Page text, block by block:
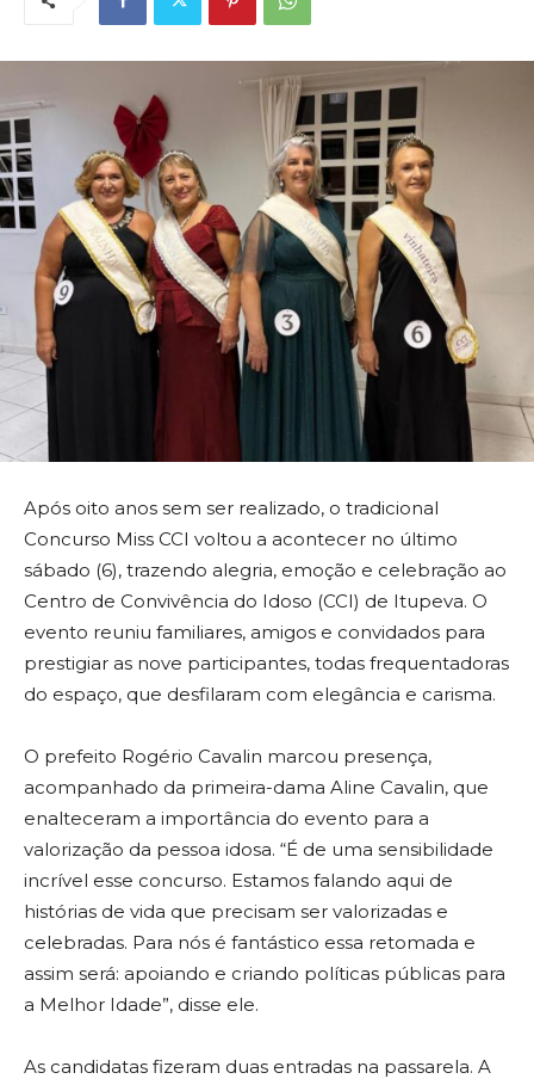
Após oito anos sem ser realizado, o tradicional
Concurso Miss CCI voltou a acontecer no último
sábado (6), trazendo alegria, emoção e celebração ao
Centro de Convivência do Idoso (CCI) de Itupeva. O
evento reuniu familiares, amigos e convidados para
prestigiar as nove participantes, todas frequentadoras
do espaço, que desfilaram com elegância e carisma.
O prefeito Rogério Cavalin marcou presença,
acompanhado da primeira-dama Aline Cavalin, que
enalteceram a importância do evento para a
valorização da pessoa idosa. “É de uma sensibilidade
incrível esse concurso. Estamos falando aqui de
histórias de vida que precisam ser valorizadas e
celebradas. Para nós é fantástico essa retomada e
assim será: apoiando e criando políticas públicas para
a Melhor Idade”, disse ele.
As candidatas fizeram duas entradas na passarela. A